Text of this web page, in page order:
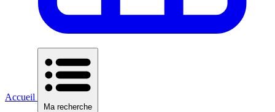
Accueil
Ma recherche